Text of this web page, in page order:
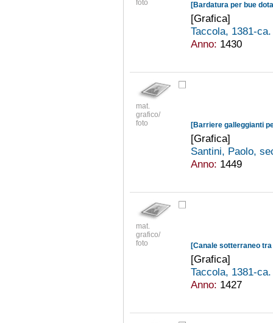
foto
[Grafica]
Taccola, 1381-
Anno: 1430
mat.
grafico/
foto
[Barriere galleggianti
[Grafica]
Santini, Paolo,
Anno: 1449
mat.
grafico/
foto
[Canale sotterraneo
[Grafica]
Taccola, 1381-
Anno: 1427